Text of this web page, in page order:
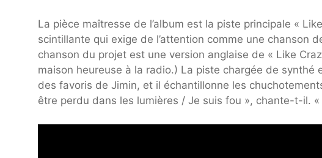
La pièce maîtresse de l’album est la piste principale «
scintillante qui exige de l’attention comme une chanson
chanson du projet est une version anglaise de « Like
maison heureuse à la radio.) La piste chargée de
des favoris de Jimin, et il échantillonne les
être perdu dans les lumières / Je suis fou », chante-t-il.